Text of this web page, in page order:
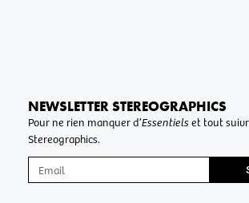
NEWSLETTER STEREOGRAPHICS
Pour ne rien manquer d’Essentielset tout
Stereographics.